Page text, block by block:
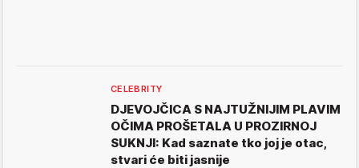
CELEBRITY
DJEVOJČICA S NAJTUŽNIJIM PLAVIM
OČIMA PROŠETALA U PROZIRNOJ
SUKNJI: Kad saznate tko joj je otac,
stvari će biti jasnije